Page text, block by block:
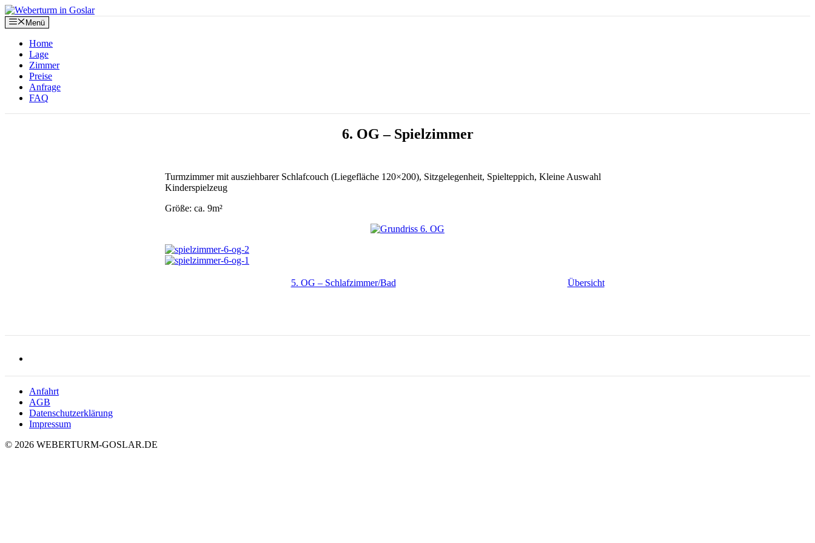
Zum
Inhalt
springen
Menü
Home
Lage
Zimmer
Preise
Anfrage
FAQ
6. OG – Spielzimmer
Turmzimmer mit ausziehbarer Schlafcouch (Liegefläche 120×200), Sitzgelegenheit, Spielteppich, Kleine Auswahl
Kinderspielzeug
Größe: ca. 9m²
5. OG – Schlafzimmer/Bad Übersicht
Anfahrt
AGB
Datenschutzerklärung
Impressum
© 2026 WEBERTURM-GOSLAR.DE